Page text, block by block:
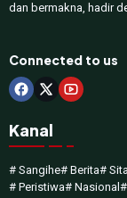
dan bermakna, hadir
Connected to us
Kanal
# Sangihe# Berita#
# Peristiwa# Nasional